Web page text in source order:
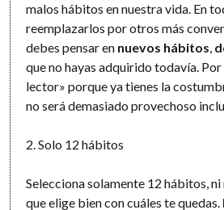
malos hábitos en nuestra vida. En
reemplazarlos por otros más
debes pensar en nuevos hábitos,
que no hayas adquirido todavía. Por
lector» porque ya tienes la
no será demasiado provechoso
2. Solo 12 hábitos
Selecciona solamente 12 hábitos, ni
que elige bien con cuáles te quedas.